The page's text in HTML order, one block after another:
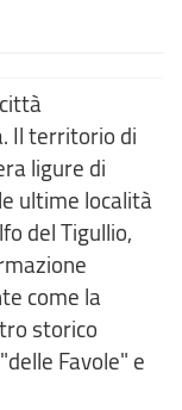
Il territorio di
ligure di
ultime località
del Tigullio,
come la
storico
Favole" e